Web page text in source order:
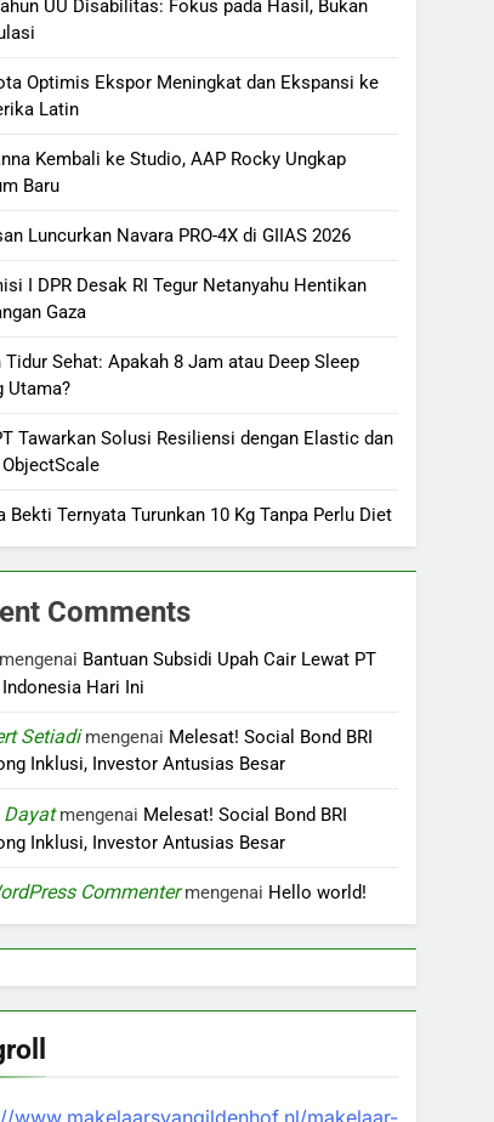
UU Disabilitas: Fokus pada Hasil, Bukan
Optimis Ekspor Meningkat dan Ekspansi ke
Latin
Kembali ke Studio, AAP Rocky Ungkap
Baru
Luncurkan Navara PRO-4X di GIIAS 2026
I DPR Desak RI Tegur Netanyahu Hentikan
Gaza
Tidur Sehat: Apakah 8 Jam atau Deep Sleep
Utama?
Tawarkan Solusi Resiliensi dengan Elastic dan
Bekti Ternyata Turunkan 10 Kg Tanpa Perlu Diet
Comments
mengenai Bantuan Subsidi Upah Cair Lewat PT
Hari Ini
Setiadimengenai Melesat! Social Bond BRI
Inklusi, Investor Antusias Besar
Dayatmengenai Melesat! Social Bond BRI
Inklusi, Investor Antusias Besar
Commentermengenai Hello world!
www.makelaarsvangildenhof.nl/makelaar-